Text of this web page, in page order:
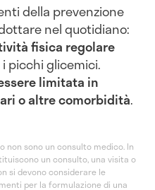
della prevenzione
nel quotidiano:
fisica regolare
picchi glicemici.
limitata in
o altre comorbidità.
non sono un consulto medico. In
un consulto, una visita o
si devono considerare le
per la formulazione di una